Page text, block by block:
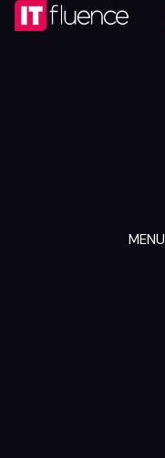
MENU